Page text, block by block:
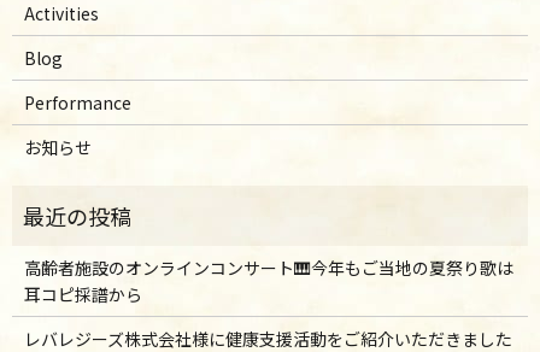
Activities
Blog
Performance
お知らせ
高齢者施設のオンラインコンサート🎹今年もご当地の夏祭り歌は
耳コピ採譜から
レバレジーズ株式会社様に健康支援活動をご紹介いただきました